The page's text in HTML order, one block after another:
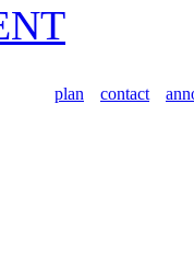
plan contact